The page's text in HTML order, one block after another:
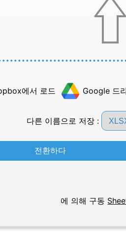
에서 로드 Google 드
다른 이름으로 저장 :
전환하다
에 의해 구동